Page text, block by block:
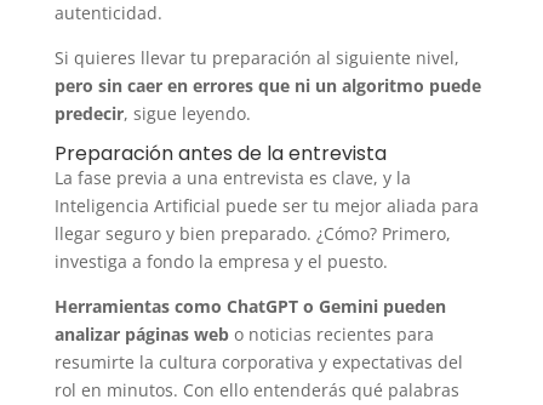
autenticidad.
Si quieres llevar tu preparación al siguiente nivel,
pero sin caer en errores que ni un algoritmo puede
predecir, sigue leyendo.
Preparación antes de la entrevista
La fase previa a una entrevista es clave, y la
Inteligencia Artificial puede ser tu mejor aliada para
llegar seguro y bien preparado. ¿Cómo? Primero,
investiga a fondo la empresa y el puesto.
Herramientas como ChatGPT o Gemini pueden
analizar páginas webo noticias recientes para
resumirte la cultura corporativa y expectativas del
rol en minutos. Con ello entenderás qué palabras